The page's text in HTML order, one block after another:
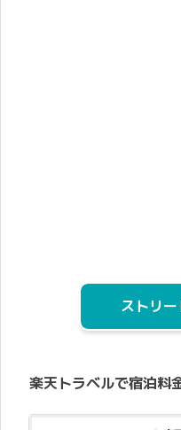
ストリ
楽天トラベルで宿泊料